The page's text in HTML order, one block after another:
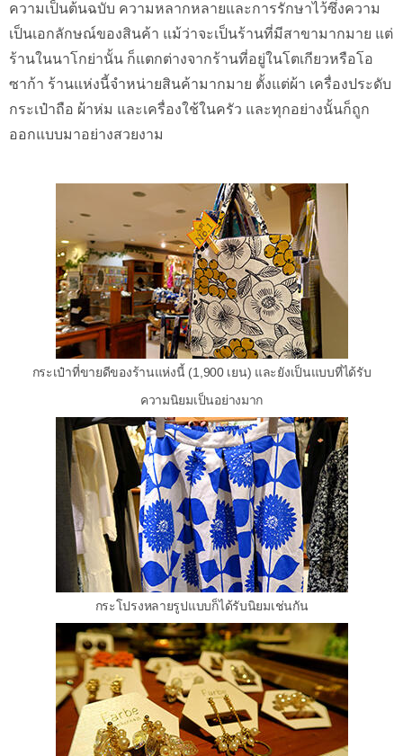
ความเป็นต้นฉบับ ความหลากหลายและการรักษาไว้ซึ่งความ
เป็นเอกลักษณ์ของสินค้า แม้ว่าจะเป็นร้านที่มีสาขามากมาย แต่
ร้านในนาโกย่านั้น ก็แตกต่างจากร้านที่อยู่ในโตเกียวหรือโอ
ซาก้า ร้านแห่งนี้จำหน่ายสินค้ามากมาย ตั้งแต่ผ้า เครื่องประดับ
กระเป๋าถือ ผ้าห่ม และเครื่องใช้ในครัว และทุกอย่างนั้นก็ถูก
ออกแบบมาอย่างสวยงาม
กระเป๋าที่ขายดีของร้านแห่งนี้ (1,900 เยน) และยังเป็นแบบที่ได้รับ
ความนิยมเป็นอย่างมาก
กระโปรงหลายรูปแบบก็ได้รับนิยมเช่นกัน